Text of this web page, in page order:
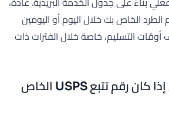
الخاص بك خلال اليوم أو اليومين
أوقات التسليم، خاصة خلال الفترات ذات
ماذا علي أن أفعل إذا كان رقم تتبع USPS الخاص